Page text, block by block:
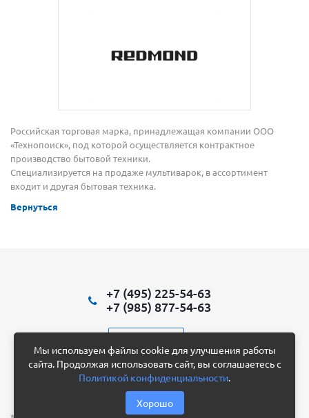
Российская торговая марка, принадлежащая компании ООО
«Технопоиск», под которой осуществляется контрактное
производство бытовой техники.
Специализируется на продаже мультиварок, в ассортимент
входит и другая бытовая техника.
Вернуться
+7 (495) 225-54-63
+7 (985) 877-54-63
2012 - 2026 © HandAirКонфиденциальность
Мы используем файлы cookie для улучшения работы
сайта. Продолжая использовать сайт, вы соглашаетесь с
Политикой конфиденциальности.
Хорошо